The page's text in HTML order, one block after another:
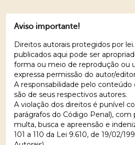
Aviso importante!
Direitos autorais protegidos por
publicados aqui pode ser
forma ou meio de reprodução ou
expressa permissão do autor/
A responsabilidade pelo
são de seus respectivos autores.
A violação dos direitos é punível
parágrafos do Código Penal), com
multa, busca e apreensão e
101 a 110 da Lei 9.610, de 19/02/